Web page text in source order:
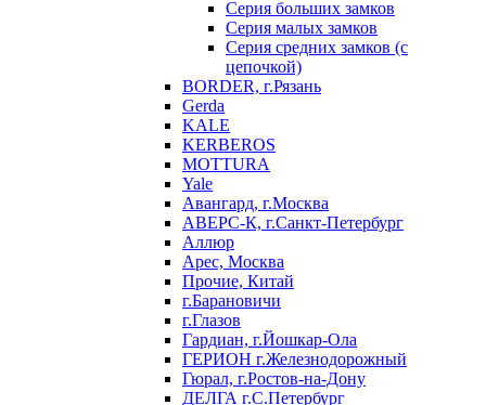
Серия больших замков
Серия малых замков
Серия средних замков (с
цепочкой)
BORDER, г.Рязань
Gerda
KALE
KERBEROS
MOTTURA
Yale
Авангард, г.Москва
АВЕРС-К, г.Санкт-Петербург
Аллюр
Арес, Москва
Прочие, Китай
г.Барановичи
г.Глазов
Гардиан, г.Йошкар-Ола
ГЕРИОН г.Железнодорожный
Гюрал, г.Ростов-на-Дону
ДЕЛГА г.С.Петербург